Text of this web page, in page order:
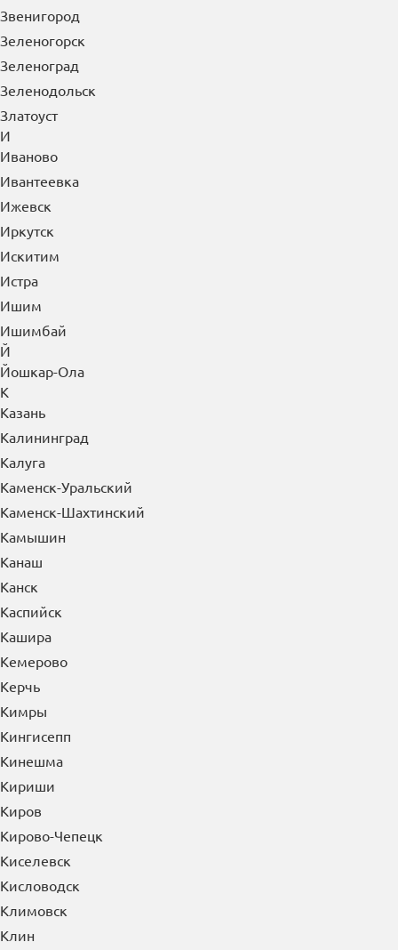
Звенигород
Зеленогорск
Зеленоград
Зеленодольск
Златоуст
И
Иваново
Ивантеевка
Ижевск
Иркутск
Искитим
Истра
Ишим
Ишимбай
Й
Йошкар-Ола
К
Казань
Калининград
Калуга
Каменск-Уральский
Каменск-Шахтинский
Камышин
Канаш
Канск
Каспийск
Кашира
Кемерово
Керчь
Кимры
Кингисепп
Кинешма
Кириши
Киров
Кирово-Чепецк
Киселевск
Кисловодск
Климовск
Клин